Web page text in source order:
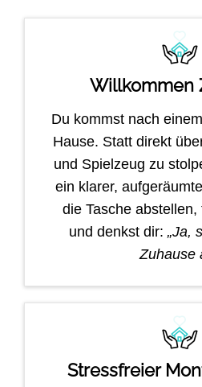
Willkommen
Du kommst nach
Hause. Statt direkt
und Spielzeug zu
ein klarer,
die Tasche
und denkst dir: „Ja,
Zuhause
Stressfreier